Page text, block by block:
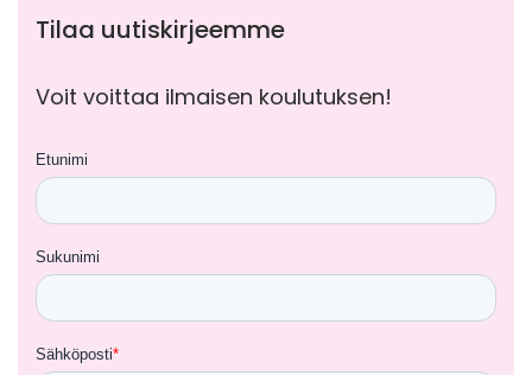
Tilaa uutiskirjeemme
Voit voittaa ilmaisen koulutuksen!